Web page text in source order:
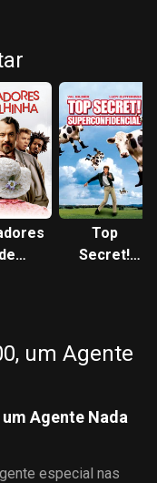
de
Top
Secret!
um Agente
Agente Nada
especial nas